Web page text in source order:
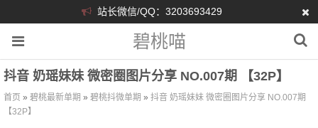
站长微信/QQ：3203693429
碧桃喵
抖音 奶瑶妹妹 微密圈图片分享 NO.007期 【32P】
首页 » 碧桃最新单期 » 碧桃抖微单期 » 抖音 奶瑶妹妹 微密圈图片分享 NO.007期
【32P】